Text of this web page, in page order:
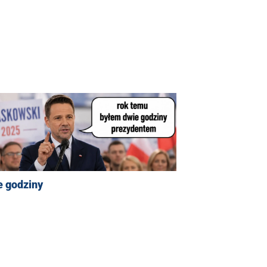
godziny